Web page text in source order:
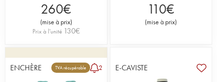
260€
(mise à prix)
Prix à l'unité 130€
110€
(mise à prix)
ENCHÈRE TVA récupérable 2 E-CAVISTE